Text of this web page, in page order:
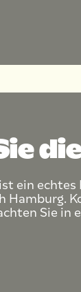
ist ein
Hamburg.
Sie in